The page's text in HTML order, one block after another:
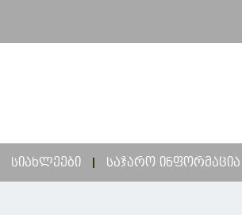
ᲡᲘᲐᲮᲚᲔᲔᲑᲘ ᲡᲐᲯᲐᲠᲝ ᲘᲜᲤᲝᲠᲛᲐᲪᲘᲐ